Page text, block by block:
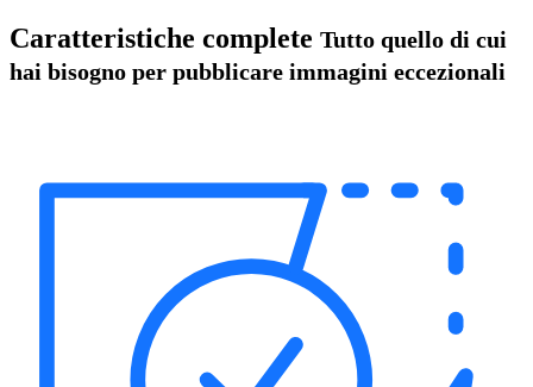
Caratteristiche complete Tutto quello di cui
hai bisogno per pubblicare immagini eccezionali